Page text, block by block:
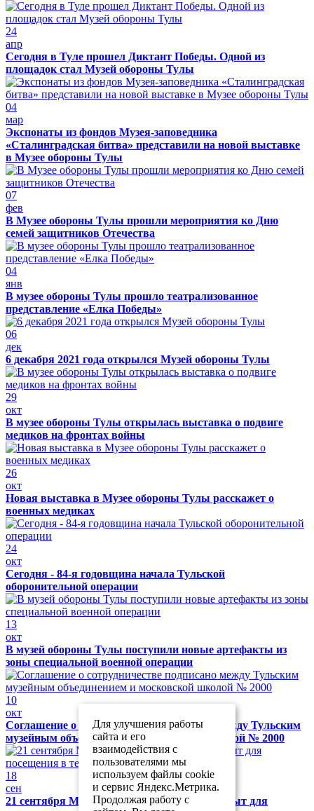
24
апр
Сегодня в Туле прошел Диктант Победы. Одной из
площадок стал Музей обороны Тулы
04
мар
Экспонаты из фондов Музея-заповедника
«Сталинградская битва» представили на новой выставке
в Музее обороны Тулы
07
фев
В Музее обороны Тулы прошли мероприятия ко Дню
семей защитников Отечества
04
янв
В музее обороны Тулы прошло театрализованное
представление «Елка Победы»
06
дек
6 декабря 2021 года открылся Музей обороны Тулы
29
окт
В музее обороны Тулы открылась выставка о подвиге
медиков на фронтах войны
26
окт
Новая выставка в Музее обороны Тулы расскажет о
военных медиках
24
окт
Сегодня - 84-я годовщина начала Тульской
оборонительной операции
13
окт
В музей обороны Тулы поступили новые артефакты из
зоны специальной военной операции
10
окт
Соглашение о сотрудничестве подписано между Тульским
музейным объединением и московской школой № 2000
18
сен
21 сентября Музей обороны Тулы будет закрыт для
Для улучшения работы
сайта и его
взаимодействия с
пользователями мы
используем файлы cookie
и сервис Яндекс.Метрика.
Продолжая работу с